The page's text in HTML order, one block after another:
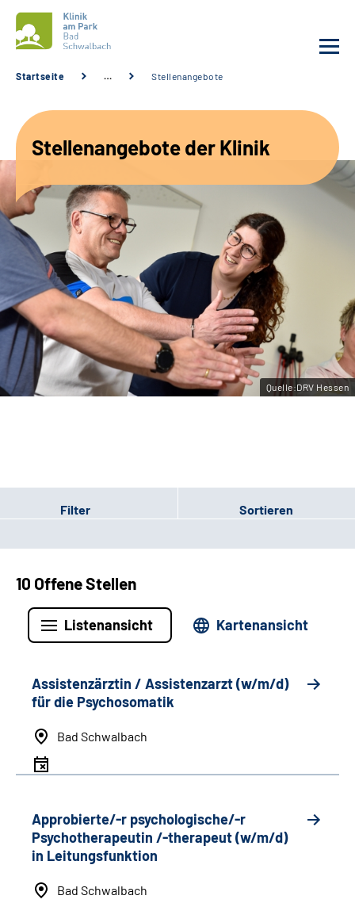
Unsere Angebote
Service
Karriere
Sozialdienste & Zuweisende
Suche
Leichte Sprache
Startseite … Stellenangebote
Stellenangebote der Klinik
Quelle:DRV Hessen
Filter Sortieren
10 Offene Stellen
Listenansicht Kartenansicht
Assistenzärztin / Assistenzarzt (w/m/d)
für die Psychosomatik
Bad Schwalbach
Approbierte/-r psychologische/-r
Psychotherapeutin /-therapeut (w/m/d)
in Leitungsfunktion
Bad Schwalbach